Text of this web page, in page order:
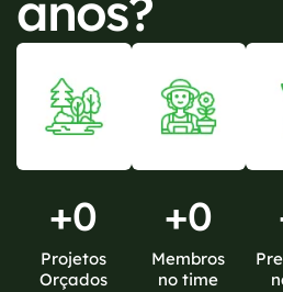
+0
Projetos
Orçados
+0
Membros
no time